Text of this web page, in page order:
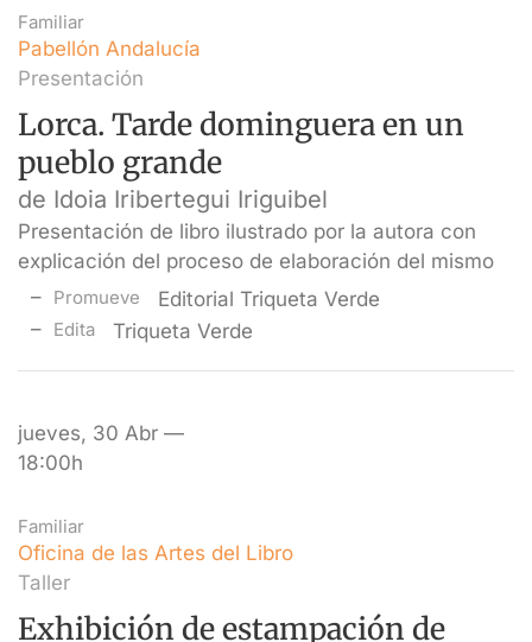
Familiar
Pabellón Andalucía
Presentación
Lorca. Tarde dominguera en un
pueblo grande
de Idoia Iribertegui Iriguibel
Presentación de libro ilustrado por la autora con
explicación del proceso de elaboración del mismo
Promueve Editorial Triqueta Verde
Edita Triqueta Verde
jueves, 30 Abr —
18:00h
Familiar
Oficina de las Artes del Libro
Taller
Exhibición de estampación de